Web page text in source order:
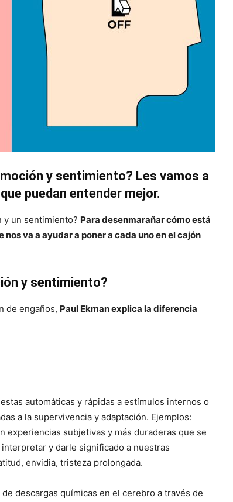
y sentimiento? Les vamos a
puedan entender mejor.
y un sentimiento? Para desenmarañar cómo está
va a ayudar a poner a cada uno en el cajón
y sentimiento?
de engaños, Paul Ekman explica la diferencia
automáticas y rápidas a estímulos internos o
a la supervivencia y adaptación. Ejemplos:
experiencias subjetivas y más duraderas que se
y darle significado a nuestras
envidia, tristeza prolongada.
descargas químicas en el cerebro a través de